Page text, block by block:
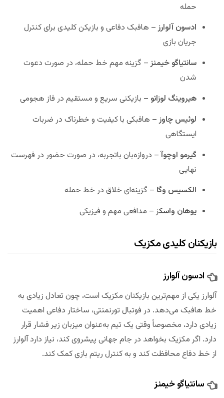
حمله
ادسون آلوارز– هافبک دفاعی و بازیکن کلیدی برای کنترل
جریان بازی
سانتیاگو خیمنز– گزینه مهم خط حمله، در صورت دعوت
شدن
هیروینگ لوزانو – بازیکنی سریع و مستقیم در فاز هجومی
لوئیس چاوز– هافبکی با کیفیت و خطرناک در ضربات
ایستگاهی
گیرمو اوچوآ– دروازه‌بان باتجربه، در صورت حضور در فهرست
نهایی
الکسیس وگا – گزینه‌ای خلاق در خط حمله
یوهان واسکز – مدافعی مهم و فیزیکی
بازیکنان کلیدی مکزیک
ادسون آلوارز
آلوارز یکی از مهم‌ترین بازیکنان مکزیک است، چون تعادل زیادی به
خط هافبک می‌دهد. در فوتبال تورنمنتی، ساختار دفاعی اهمیت
زیادی دارد، مخصوصاً وقتی یک تیم به‌عنوان میزبان زیر فشار قرار
دارد. اگر مکزیک بخواهد در جام جهانی پیشروی کند، نیاز دارد آلوارز
از خط دفاع محافظت کند و به کنترل ریتم بازی کمک کند.
سانتیاگو خیمنز